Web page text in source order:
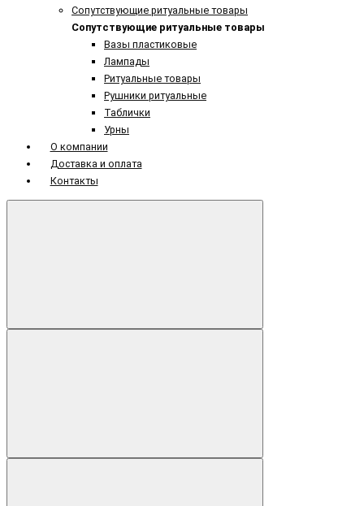
Сопутствующие ритуальные товары
Сопутствующие ритуальные товары
Вазы пластиковые
Лампады
Ритуальные товары
Рушники ритуальные
Таблички
Урны
О компании
Доставка и оплата
Контакты